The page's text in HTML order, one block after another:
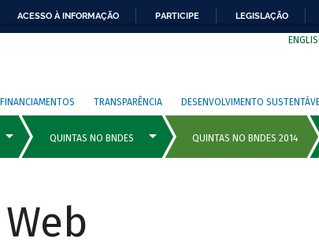
ACESSO À INFORMAÇÃO PARTICIPE LEGISLAÇÃO
FINANCIAMENTOS TRANSPARÊNCIA DESENVOLVIMENTO